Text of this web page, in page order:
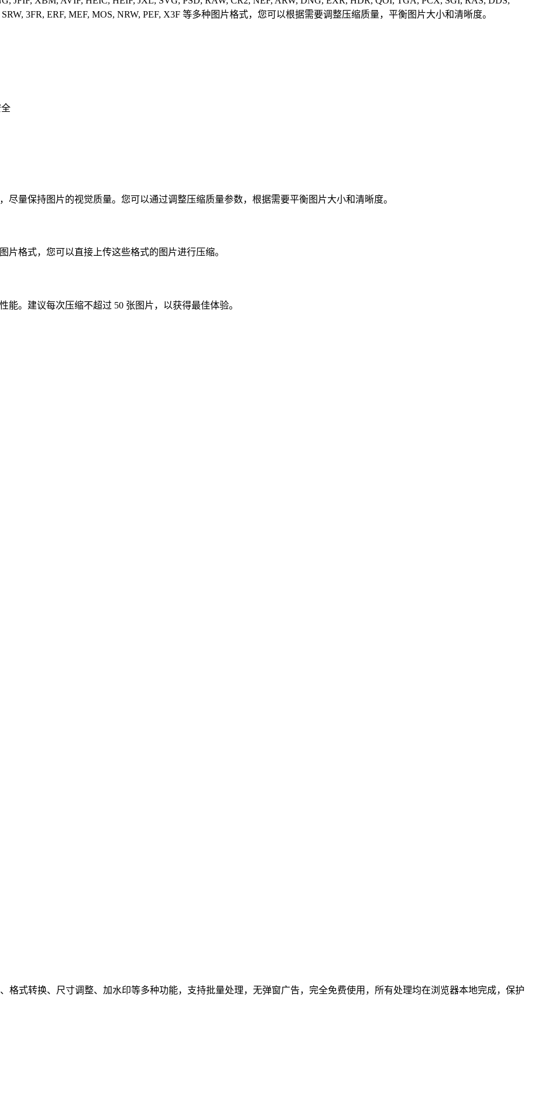
3FR, ERF, MEF, MOS, NRW, PEF, X3F 等多种图片格式，您可以根据需要调整压缩质量，平衡图片大小和清晰度。
量保持图片的视觉质量。您可以通过调整压缩质量参数，根据需要平衡图片大小和清晰度。
片格式，您可以直接上传这些格式的图片进行压缩。
。建议每次压缩不超过 50 张图片，以获得最佳体验。
格式转换、尺寸调整、加水印等多种功能，支持批量处理，无弹窗广告，完全免费使用，所有处理均在浏览器本地完成，保护